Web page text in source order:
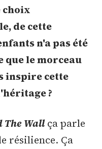
choix
de cette
n'a pas été
que le morceau
inspire cette
?
The Wallça parle
résilience. Ça